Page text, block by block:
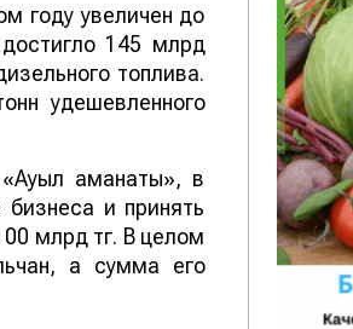
году увеличен до
145 млрд
топлива.
удешевленного
«Ауыл аманаты», в
и принять
млрд тг. В целом
а сумма его